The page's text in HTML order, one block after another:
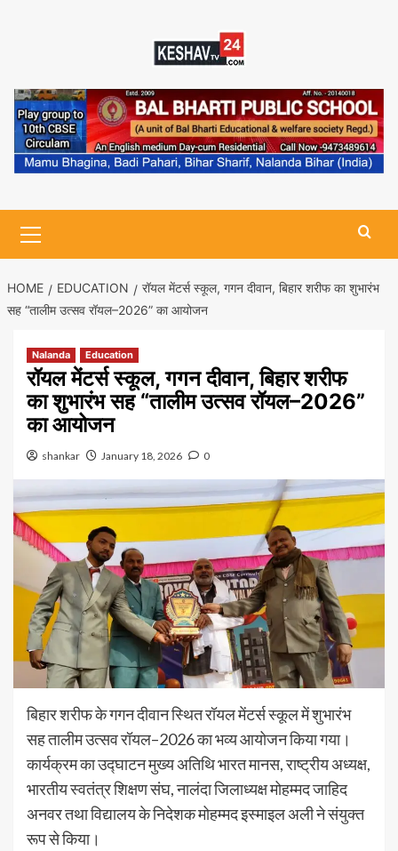
Menu
HOME EDUCATION
रॉयल मेंटर्स स्कूल, गगन दीवान, बिहार शरीफ का शुभारंभ
सह “तालीम उत्सव रॉयल–2026” का आयोजन
Nalanda Education
रॉयल मेंटर्स स्कूल, गगन दीवान, बिहार शरीफ
का शुभारंभ सह “तालीम उत्सव रॉयल–2026”
का आयोजन
shankar January 18, 2026 0
बिहार शरीफ के गगन दीवान स्थित रॉयल मेंटर्स स्कूल में शुभारंभ
सह तालीम उत्सव रॉयल–2026 का भव्य आयोजन किया गया।
कार्यक्रम का उद्घाटन मुख्य अतिथि भारत मानस, राष्ट्रीय अध्यक्ष,
भारतीय स्वतंत्र शिक्षण संघ, नालंदा जिलाध्यक्ष मोहम्मद जाहिद
अनवर तथा विद्यालय के निदेशक मोहम्मद इस्माइल अली ने संयुक्त
रूप से किया।